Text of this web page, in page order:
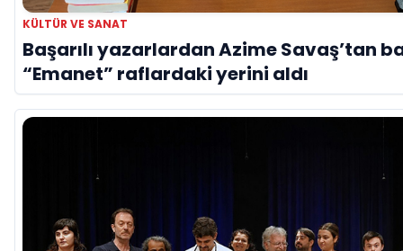
KÜLTÜR VE SANAT
Başarılı yazarlardan Azime Savaş’tan
“Emanet” raflardaki yerini aldı